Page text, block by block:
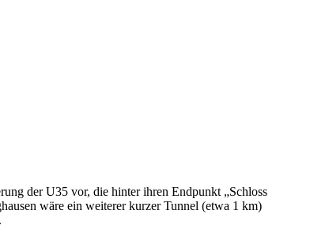
der U35 vor, die hinter ihren Endpunkt „Schloss
wäre ein weiterer kurzer Tunnel (etwa 1 km)